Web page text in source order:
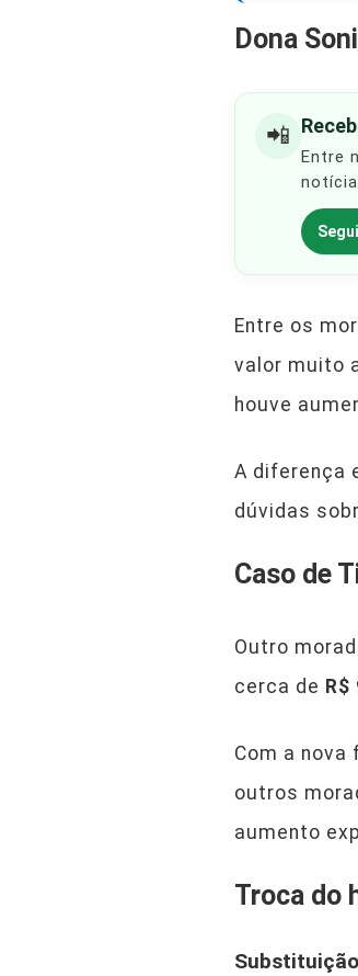
Dona
📲
Entre
Entre os
valor muito
houve
A diferença
dúvidas
Caso de
Outro
cerca de R$
Com a
outros
aumento
Troca do